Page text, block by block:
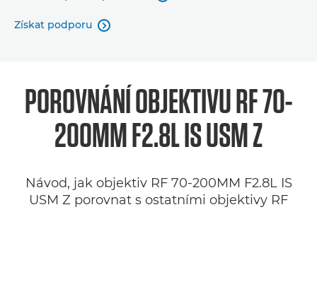
Získat podporu 
POROVNÁNÍ OBJEKTIVU RF 70-
200MM F2.8L IS USM Z
Návod, jak objektiv RF 70-200MM F2.8L IS
USM Z porovnat s ostatními objektivy RF